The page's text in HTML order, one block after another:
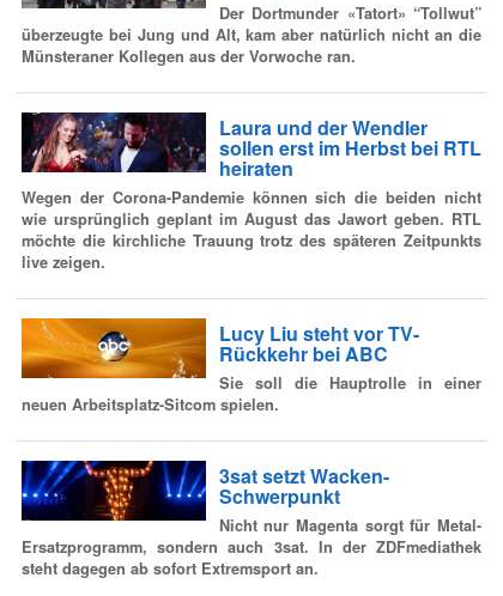
Der Dortmunder «Tatort» “Tollwut”
überzeugte bei Jung und Alt, kam aber natürlich nicht an die
Münsteraner Kollegen aus der Vorwoche ran.
Laura und der Wendler
sollen erst im Herbst bei RTL
heiraten
Wegen der Corona-Pandemie können sich die beiden nicht
wie ursprünglich geplant im August das Jawort geben. RTL
möchte die kirchliche Trauung trotz des späteren Zeitpunkts
live zeigen.
Lucy Liu steht vor TV-
Rückkehr bei ABC
Sie soll die Hauptrolle in einer
neuen Arbeitsplatz-Sitcom spielen.
3sat setzt Wacken-
Schwerpunkt
Nicht nur Magenta sorgt für Metal-
Ersatzprogramm, sondern auch 3sat. In der ZDFmediathek
steht dagegen ab sofort Extremsport an.